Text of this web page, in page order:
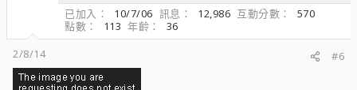
已加入
10/7/06 訊息 12,986 互動分數
570
點數
113 年齡
36
2/8/14
#6